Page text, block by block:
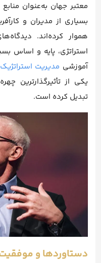
معتبر جهان به‌عنوان
بسیاری از مدیران و
هموار کرده‌اند.
آموزشی مدیریت استراتژیک
یکی از تأثیرگذارترین
تبدیل کرده است.
دستاوردها و